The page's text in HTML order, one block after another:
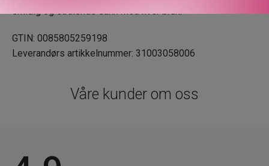
smidig og strålende sunn med hver bruk.
GTIN: 0085805259198
Leverandørs artikkelnummer: 31003058006
Våre kunder om oss